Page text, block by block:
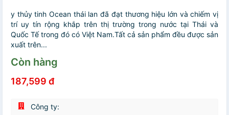
y thủy tinh Ocean thái lan đã đạt thương hiệu lớn và chiếm vị
trí uy tín rộng khắp trên thị trường trong nước tại Thái và
Quốc Tế trong đó có Việt Nam.Tất cả sản phẩm đều được sản
xuất trên...
Còn hàng
187,599 đ
Công ty: